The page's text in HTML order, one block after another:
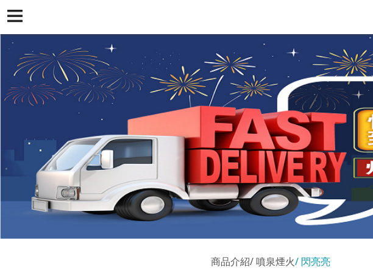
商品介紹 噴泉煙火 閃亮亮